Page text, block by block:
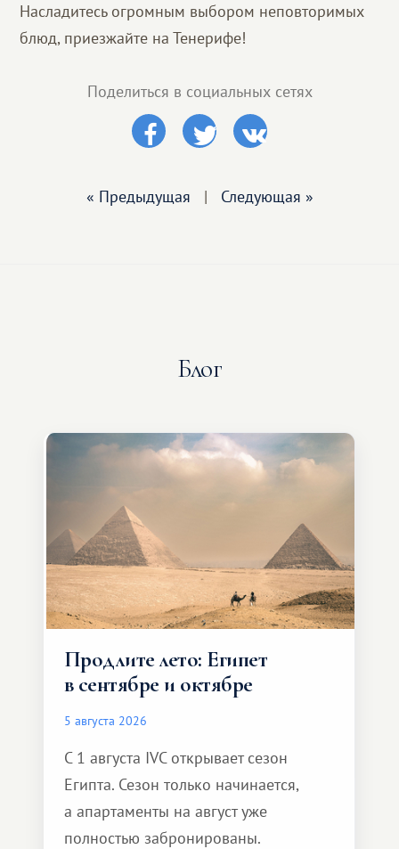
Насладитесь огромным выбором неповторимых
блюд, приезжайте на Тенерифе!
Поделиться в социальных сетях
« Предыдущая | Следующая »
Блог
Продлите лето: Египет
в сентябре и октябре
5 августа 2026
С 1 августа IVC открывает сезон
Египта. Сезон только начинается,
а апартаменты на август уже
полностью забронированы.